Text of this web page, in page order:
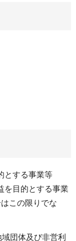
とする事業等
を目的とする事業
この限りでな
団体及び非営利